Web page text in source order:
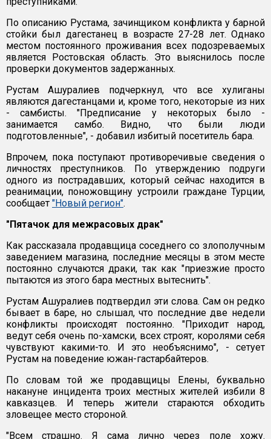
По описанию Рустама, зачинщиком конфликта у барной
стойки был дагестанец в возрасте 27-28 лет. Однако
местом постоянного проживания всех подозреваемых
является Ростовская область. Это выяснилось после
проверки документов задержанных.
Рустам Ашуралиев подчеркнул, что все хулиганы
являются дагестанцами и, кроме того, некоторые из них
- самбисты. "Предписание у некоторых было -
занимается самбо. Видно, что были люди
подготовленные", - добавил избитый посетитель бара.
Впрочем, пока поступают противоречивые сведения о
личностях преступников. По утверждению подруги
одного из пострадавших, который сейчас находится в
реанимации, поножовщину устроили граждане Турции,
сообщает "Новый регион".
"Пятачок для межрасовых драк"
Как рассказала продавщица соседнего со злополучным
заведением магазина, последние месяцы в этом месте
постоянно случаются драки, так как "приезжие просто
пытаются из этого бара местных вытеснить".
Рустам Ашуралиев подтвердил эти слова. Сам он редко
бывает в баре, но слышал, что последние две недели
конфликты происходят постоянно. "Приходит народ,
ведут себя очень по-хамски, всех строят, королями себя
чувствуют какими-то. И это необъяснимо", - сетует
Рустам на поведение южан-гастарбайтеров.
По словам той же продавщицы Елены, буквально
накануне инцидента троих местных жителей избили 8
кавказцев. И теперь жители стараются обходить
зловещее место стороной.
"Всем страшно. Я сама лично через поле хожу.